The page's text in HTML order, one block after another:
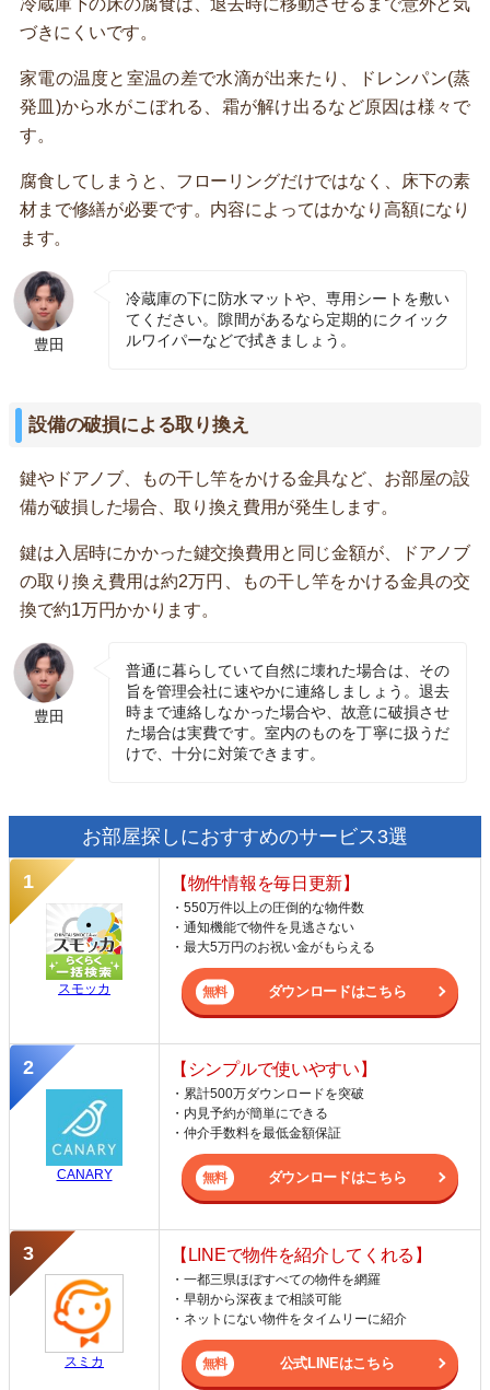
冷蔵庫下の床の腐食は、退去時に移動させるまで意外と気
づきにくいです。
家電の温度と室温の差で水滴が出来たり、ドレンパン(蒸
発皿)から水がこぼれる、霜が解け出るなど原因は様々で
す。
腐食してしまうと、フローリングだけではなく、床下の素
材まで修繕が必要です。内容によってはかなり高額になり
ます。
豊田
冷蔵庫の下に防水マットや、専用シートを敷い
てください。隙間があるなら定期的にクイック
ルワイパーなどで拭きましょう。
設備の破損による取り換え
鍵やドアノブ、もの干し竿をかける金具など、お部屋の設
備が破損した場合、取り換え費用が発生します。
鍵は入居時にかかった鍵交換費用と同じ金額が、ドアノブ
の取り換え費用は約2万円、もの干し竿をかける金具の交
換で約1万円かかります。
豊田
普通に暮らしていて自然に壊れた場合は、その
旨を管理会社に速やかに連絡しましょう。退去
時まで連絡しなかった場合や、故意に破損させ
た場合は実費です。室内のものを丁寧に扱うだ
けで、十分に対策できます。
お部屋探しにおすすめのサービス3選
スモッカ
【物件情報を毎日更新】
・550万件以上の圧倒的な物件数
・通知機能で物件を見逃さない
・最大5万円のお祝い金がもらえる
ダウンロードはこちら
CANARY
【シンプルで使いやすい】
・累計500万ダウンロードを突破
・内見予約が簡単にできる
・仲介手数料を最低金額保証
ダウンロードはこちら
スミカ
【LINEで物件を紹介してくれる】
・一都三県ほぼすべての物件を網羅
・早朝から深夜まで相談可能
・ネットにない物件をタイムリーに紹介
公式LINEはこちら